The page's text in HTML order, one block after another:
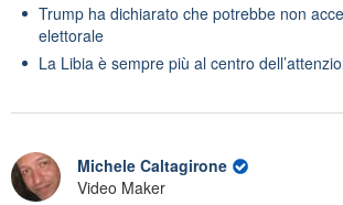
Trump ha dichiarato che potrebbe non
elettorale
La Libia è sempre più al centro
Michele Caltagirone
Video Maker